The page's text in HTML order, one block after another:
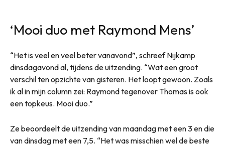
‘Mooi duo met Raymond Mens’
“Het is veel en veel beter vanavond”, schreef Nijkamp
dinsdagavond al, tijdens de uitzending. “Wat een groot
verschil ten opzichte van gisteren. Het loopt gewoon. Zoals
ik al in mijn column zei: Raymond tegenover Thomas is ook
een topkeus. Mooi duo.”
Ze beoordeelt de uitzending van maandag met een 3 en die
van dinsdag met een 7,5. “Het was misschien wel de beste